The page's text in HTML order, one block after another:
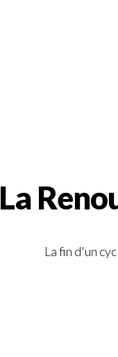
La
La fin d'un